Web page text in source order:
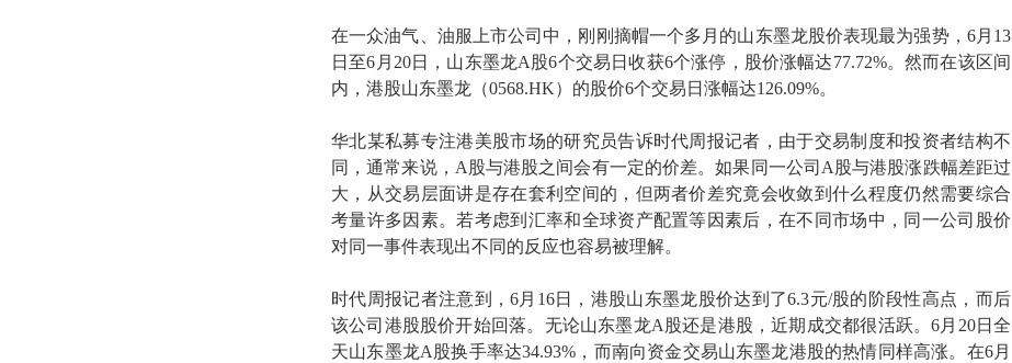
在一众油气、油服上市公司中，刚刚摘帽一个多月的山东墨龙股价表现最为强势，6月13
日至6月20日，山东墨龙A股6个交易日收获6个涨停，股价涨幅达77.72%。然而在该区间
内，港股山东墨龙（0568.HK）的股价6个交易日涨幅达126.09%。
华北某私募专注港美股市场的研究员告诉时代周报记者，由于交易制度和投资者结构不
同，通常来说，A股与港股之间会有一定的价差。如果同一公司A股与港股涨跌幅差距过
大，从交易层面讲是存在套利空间的，但两者价差究竟会收敛到什么程度仍然需要综合
考量许多因素。若考虑到汇率和全球资产配置等因素后，在不同市场中，同一公司股价
对同一事件表现出不同的反应也容易被理解。
时代周报记者注意到，6月16日，港股山东墨龙股价达到了6.3元/股的阶段性高点，而后
该公司港股股价开始回落。无论山东墨龙A股还是港股，近期成交都很活跃。6月20日全
天山东墨龙A股换手率达34.93%，而南向资金交易山东墨龙港股的热情同样高涨。在6月